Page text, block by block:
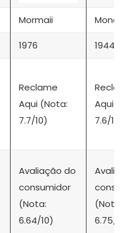
Mormaii
1976 1944
Reclame
Aqui (Nota:
7.7/10)
Aqui
7.6/10)
Avaliação do
consumidor
(Nota:
6.64/10)
(Nota:
6.75/